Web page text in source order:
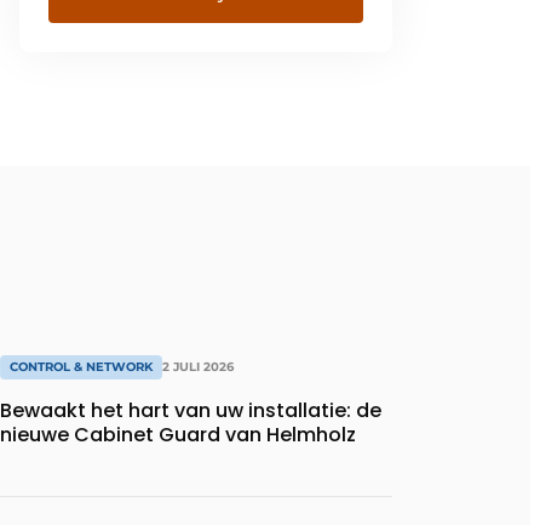
CONTROL & NETWORK 2 JULI 2026
Bewaakt het hart van uw installatie: de
nieuwe Cabinet Guard van Helmholz